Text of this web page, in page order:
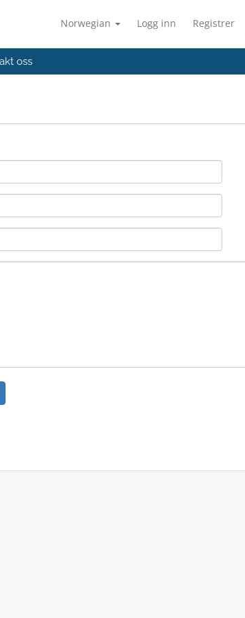
Norwegian Logg inn Registrer
oss